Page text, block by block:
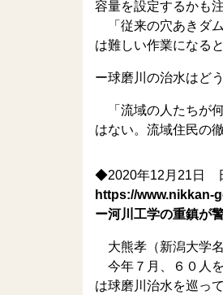
容量を設定するかも
「従来の穴あきダ
は難しい作業になる
ー球磨川の治水はど
「流域の人たちが
はない。流域住民の
◆2020年12月21日
https://www.nikkan-
ー河川工学の重鎮が
大熊孝（新潟大学名
今年７月、６０人
は球磨川治水を巡っ